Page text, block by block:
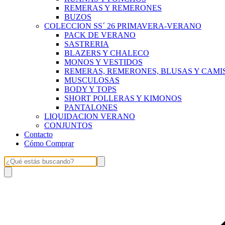
REMERAS Y REMERONES
BUZOS
COLECCION SS´ 26 PRIMAVERA-VERANO
PACK DE VERANO
SASTRERIA
BLAZERS Y CHALECO
MONOS Y VESTIDOS
REMERAS, REMERONES, BLUSAS Y
MUSCULOSAS
BODY Y TOPS
SHORT POLLERAS Y KIMONOS
PANTALONES
LIQUIDACION VERANO
CONJUNTOS
Contacto
Cómo Comprar